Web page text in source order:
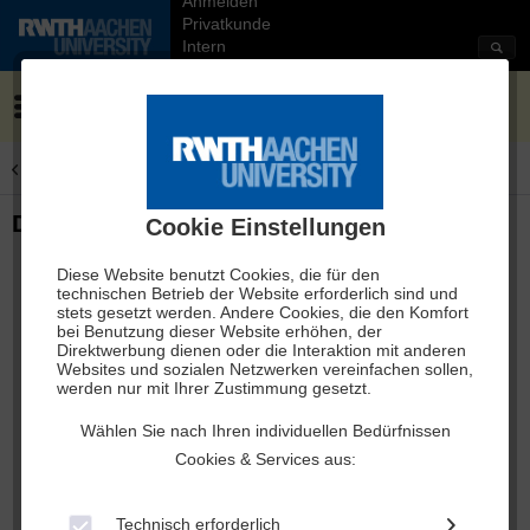
Privatkunde
Intern
Cookie Einstellungen
Diese Website benutzt Cookies, die für den
technischen Betrieb der Website erforderlich sind und
stets gesetzt werden. Andere Cookies, die den Komfort
bei Benutzung dieser Website erhöhen, der
Direktwerbung dienen oder die Interaktion mit anderen
Websites und sozialen Netzwerken vereinfachen sollen,
werden nur mit Ihrer Zustimmung gesetzt.
Wählen Sie nach Ihren individuellen Bedürfnissen
Cookies & Services aus:
Technisch erforderlich
Blöcke & Mappen
DIN A5 Block Classic RWTH